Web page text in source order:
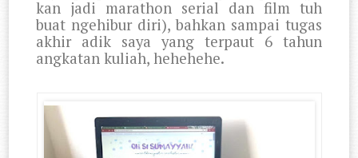
kan jadi marathon serial dan film tuh
buat ngehibur diri), bahkan sampai tugas
akhir adik saya yang terpaut 6 tahun
angkatan kuliah, hehehehe.